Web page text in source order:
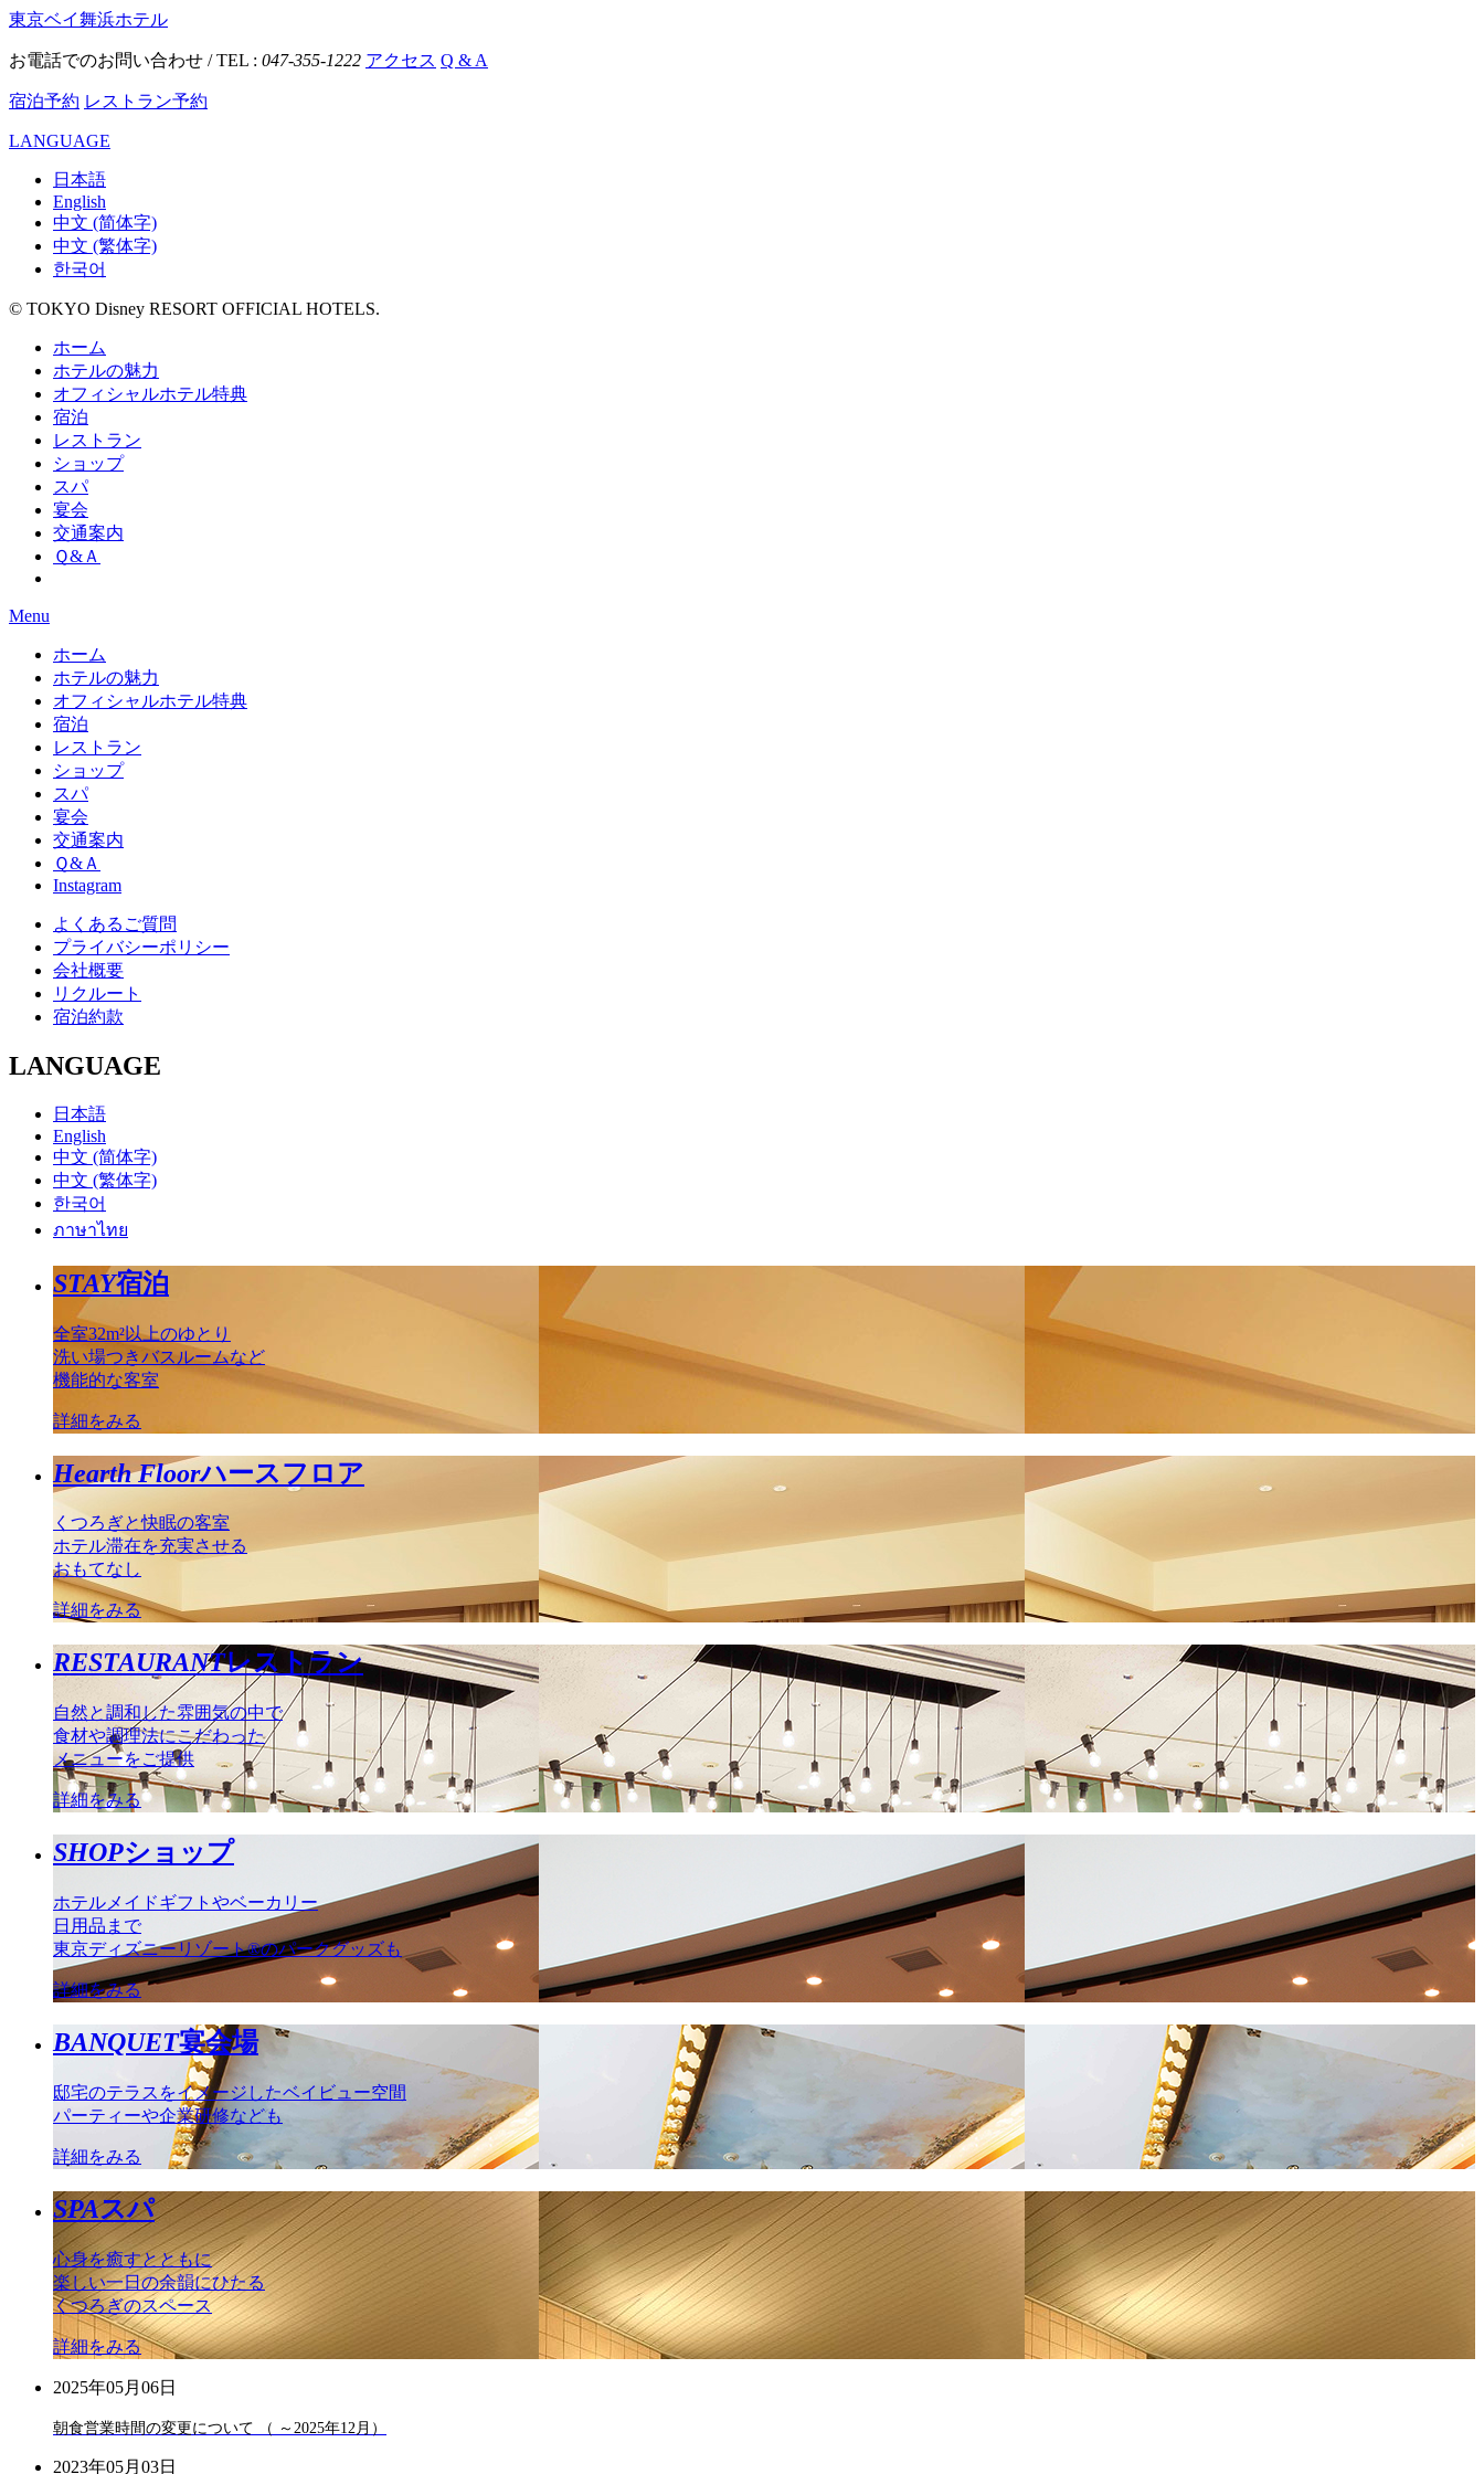
東京ベイ舞浜ホテル
お電話でのお問い合わせ / TEL : 047-355-1222 アクセス Q & A
宿泊予約 レストラン予約
LANGUAGE
日本語
English
中文 (简体字)
中文 (繁体字)
한국어
© TOKYO Disney RESORT OFFICIAL HOTELS.
ホーム
ホテルの魅力
オフィシャルホテル特典
宿泊
レストラン
ショップ
スパ
宴会
交通案内
Ｑ&Ａ
Menu
ホーム
ホテルの魅力
オフィシャルホテル特典
宿泊
レストラン
ショップ
スパ
宴会
交通案内
Ｑ&Ａ
Instagram
よくあるご質問
プライバシーポリシー
会社概要
リクルート
宿泊約款
LANGUAGE
日本語
English
中文 (简体字)
中文 (繁体字)
한국어
ภาษาไทย
STAY宿泊
全室32m²以上のゆとり
洗い場つきバスルームなど
機能的な客室
詳細をみる
Hearth Floorハースフロア
くつろぎと快眠の客室
ホテル滞在を充実させる
おもてなし
詳細をみる
RESTAURANTレストラン
自然と調和した雰囲気の中で
食材や調理法にこだわった
メニューをご提供
詳細をみる
SHOPショップ
ホテルメイドギフトやベーカリー
日用品まで
東京ディズニーリゾート®のパークグッズも
詳細をみる
BANQUET宴会場
邸宅のテラスをイメージしたベイビュー空間
パーティーや企業研修なども
詳細をみる
SPAスパ
心身を癒すとともに
楽しい一日の余韻にひたる
くつろぎのスペース
詳細をみる
2025年05月06日
朝食営業時間の変更について （ ～2025年12月）
2023年05月03日